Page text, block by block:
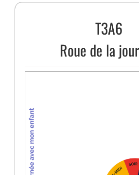
T3A6
Roue de la